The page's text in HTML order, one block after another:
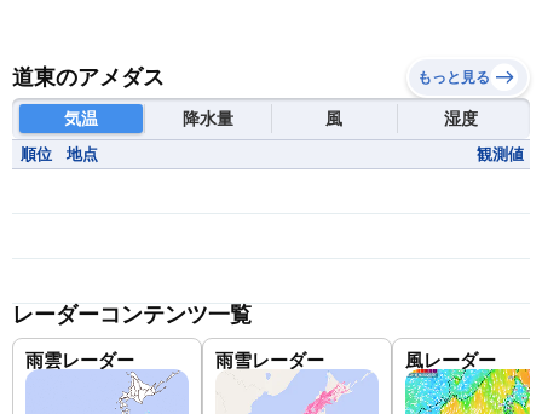
道東のアメダス もっと見る
気温 降水量 風 湿度
順位 地点 観測値
レーダーコンテンツ一覧
雨雲レーダー 雨雪レーダー 風レーダー